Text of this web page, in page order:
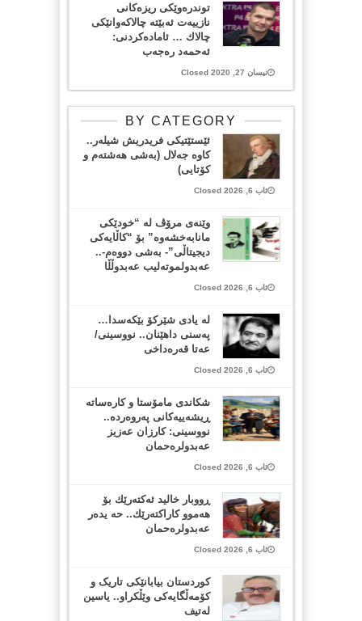
توندره‌وێكی ریزه‌كانی
نازییه‌ت ئه‌بێته‌ چالاكه‌وانێكی
چالاك … ئاماده‌كردنی:
ئه‌حمه‌د ره‌جه‌ب
نیسان 27, 2020 Closed
BY CATEGORY
ئێستێتیکی فریدریش شیلەر..
کاوە جەلال (بەشی هەشتەم و
کۆتایی)
ئاب 6, 2026 Closed
وێنەی مرۆڤ لە “خودێکی
مانابەخشەوە” بۆ “کاڵایەکی
دیجیتاڵی”- بەشی دووەم-..
عەبدولموتەلیب عەبدوڵڵا
ئاب 6, 2026 Closed
لە یادی شێرکۆ بێکەسدا…
پەسنی داهێنان.. نووسینی/
عەتا قەرەداخی
ئاب 6, 2026 Closed
شکاندی مامۆستا و کارەساتە
ڕیشەییەکانی پەروەردە..
نووسینی: کارزان عەزیز
عەبدولرەحمان
ئاب 6, 2026 Closed
ڕووبار خالید ئەكتەرێك بۆ
هەموو كاراكتەرێك.. حه یدەر
عەبدولرەحمان
ئاب 6, 2026 Closed
کوردستان بیابانێکی تاریک و
کۆمەڵگایەکی وێڵکراو.. یاسین
لەتیف